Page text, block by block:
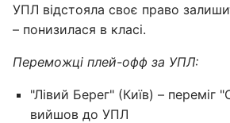
УПЛ відстояла своє право
– понизилася в класі.
Переможці плей-офф за УПЛ:
"Лівий Берег" (Київ) – переміг
вийшов до УПЛ